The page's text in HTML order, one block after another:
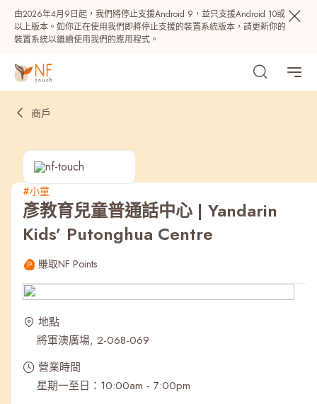
由2026年4月9日起，我們將停止支援Android 9，並只支援Android 10或
以上版本。如你正在使用我們即將停止支援的裝置系統版本，請更新你的
裝置系統以繼續使用我們的應用程式。
熱門
最近搜尋紀錄
商戶
#小童
彥教育兒童普通話中心 | Yandarin
Kids’ Putonghua Centre
賺取NF Points
地點
將軍澳廣場, 2-068-069
營業時間
星期一至日：10:00am - 7:00pm